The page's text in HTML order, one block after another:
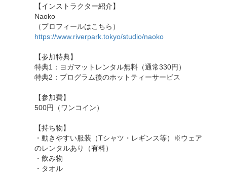
【インストラクター紹介】
Naoko
（プロフィールはこちら）
https://www.riverpark.tokyo/studio/naoko
【参加特典】
特典1：ヨガマットレンタル無料（通常330円）
特典2：プログラム後のホットティーサービス
【参加費】
500円（ワンコイン）
【持ち物】
・動きやすい服装（Tシャツ・レギンス等）※ウェア
のレンタルあり（有料）
・飲み物
・タオル